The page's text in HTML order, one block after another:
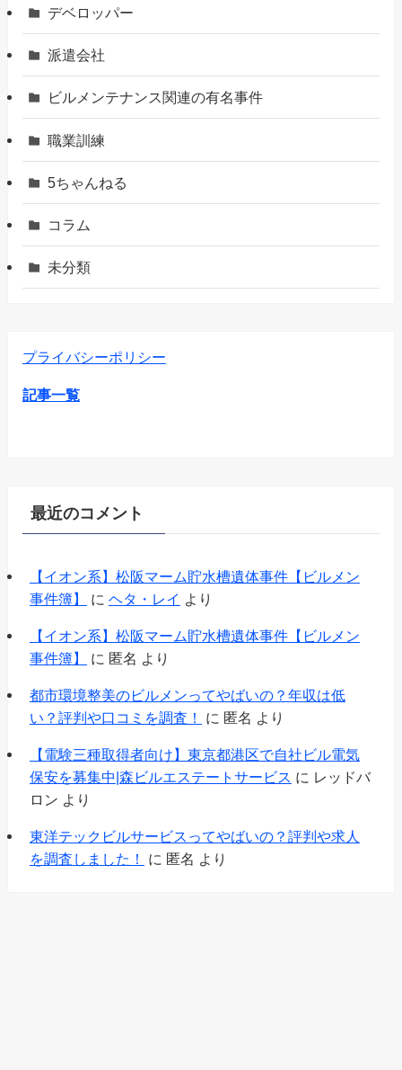
デベロッパー
派遣会社
ビルメンテナンス関連の有名事件
職業訓練
5ちゃんねる
コラム
未分類
プライバシーポリシー
記事一覧
最近のコメント
【イオン系】松阪マーム貯水槽遺体事件【ビルメン
事件簿】
に ヘタ・レイ より
【イオン系】松阪マーム貯水槽遺体事件【ビルメン
事件簿】
に 匿名 より
都市環境整美のビルメンってやばいの？年収は低
い？評判や口コミを調査！
に 匿名 より
【電験三種取得者向け】東京都港区で自社ビル電気
保安を募集中|森ビルエステートサービス に レッドバ
ロン より
東洋テックビルサービスってやばいの？評判や求人
を調査しました！
に 匿名 より